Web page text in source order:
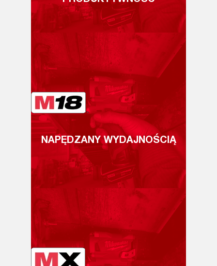
NAPĘDZANY WYDAJNOŚCIĄ